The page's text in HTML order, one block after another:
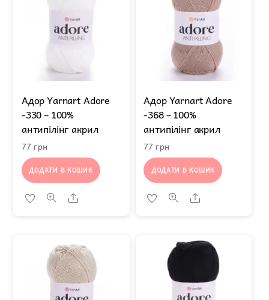
Адор Yarnart Adore
-330 – 100%
антипілінг акрил
77 грн
ДОДАТИ В КОШИК
Share
Адор Yarnart Adore
-368 – 100%
антипілінг акрил
77 грн
ДОДАТИ В КОШИК
Share